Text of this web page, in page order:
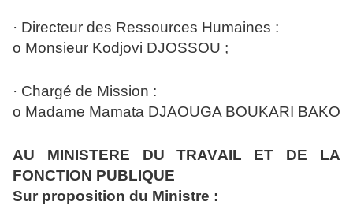
· Directeur des Ressources Humaines :
o Monsieur Kodjovi DJOSSOU ;
· Chargé de Mission :
o Madame Mamata DJAOUGA BOUKARI BAKO
AU MINISTERE DU TRAVAIL ET DE LA
FONCTION PUBLIQUE
Sur proposition du Ministre :